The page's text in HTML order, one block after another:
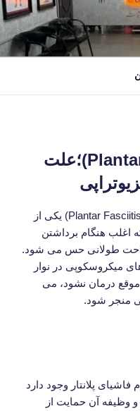
خار پاشنه (Plantar Fasciitis)؛علت
خار پاشنه یا التهاب فاشیای کف پا (Plantar Fasciitis) یکی از
اغلب هنگام برداشتن
طولانی حس می شود.
میکروسکوپی در نوار
درمان نشود، می
منجر شود.
پلانتار وجود دارد
و وظیفه آن حمایت از